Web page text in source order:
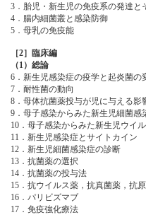
3．胎児・新生児の免疫系の発達と
4．腸内細菌叢と感染防御
5．母乳の免疫能
［2］臨床編
（1）総論
6．新生児感染症の疫学と起炎菌の
7．耐性菌の動向
8．母体抗菌薬投与が児に与える影
9．母子感染からみた新生児細菌感
10．母子感染からみた新生児ウイ
11．新生児感染症とサイトカイン
12．新生児細菌感染症の診断
13．抗菌薬の選択
14．抗菌薬の投与法
15．抗ウイルス薬，抗真菌薬，抗
16．パリビズマブ
17．免疫強化療法